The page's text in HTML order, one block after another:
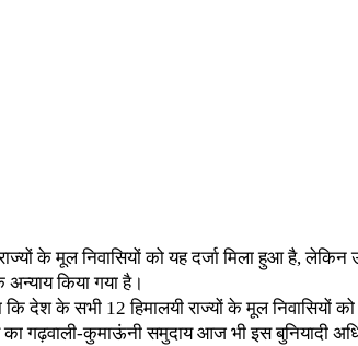
के मूल निवासियों को यह दर्जा मिला हुआ है, लेकिन
किया गया है।
देश के सभी 12 हिमालयी राज्यों के मूल निवासियों
का गढ़वाली-कुमाऊंनी समुदाय आज भी इस बुनियादी